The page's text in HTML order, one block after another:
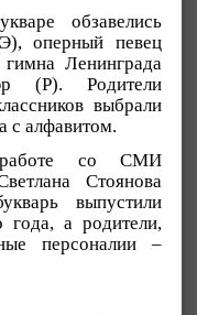
обзавелись
оперный певец
Ленинграда
(Р). Родители
выбрали
с алфавитом.
со СМИ
Стоянова
выпустили
года, а родители,
персоналии –